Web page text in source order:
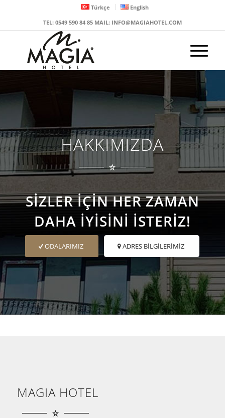
Türkçe
English
TEL: 0549 590 84 85 MAIL: INFO@MAGIAHOTEL.COM
HAKKIMIZDA
SİZLER İÇİN HER ZAMAN
DAHA İYİSİNİ İSTERİZ!
ODALARIMIZ ADRES BİLGİLERİMİZ
MAGIA HOTEL